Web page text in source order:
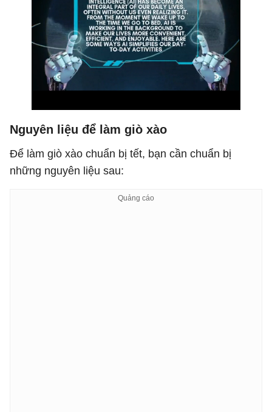
Nguyên liệu để làm giò xào
Để làm giò xào chuẩn bị tết, bạn cần chuẩn bị
những nguyên liệu sau: